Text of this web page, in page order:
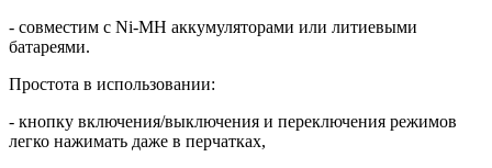
- совместим с Ni-MH аккумуляторами или литиевыми
батареями.
Простота в использовании:
- кнопку включения/выключения и переключения режимов
легко нажимать даже в перчатках,